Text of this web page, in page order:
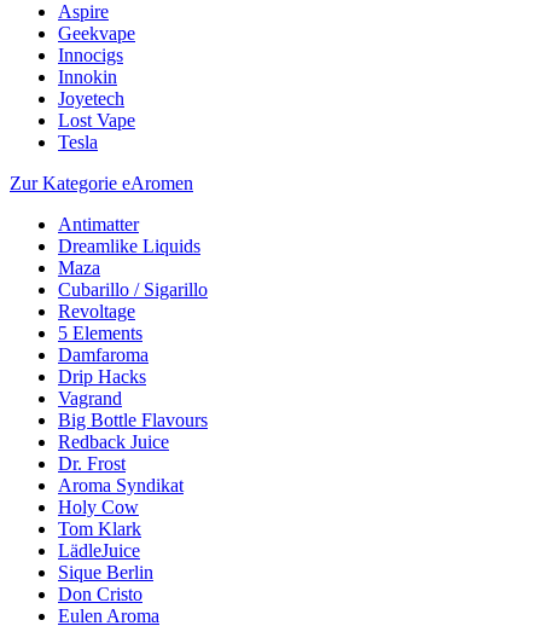
Aspire
Geekvape
Innocigs
Innokin
Joyetech
Lost Vape
Tesla
Zur Kategorie eAromen
Antimatter
Dreamlike Liquids
Maza
Cubarillo / Sigarillo
Revoltage
5 Elements
Damfaroma
Drip Hacks
Vagrand
Big Bottle Flavours
Redback Juice
Dr. Frost
Aroma Syndikat
Holy Cow
Tom Klark
LädleJuice
Sique Berlin
Don Cristo
Eulen Aroma